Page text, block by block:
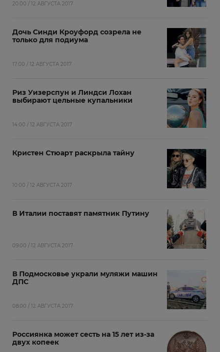
20:00 / 12 АВГУСТА 2017
Дочь Синди Кроуфорд созрела не
только для подиума
17:00 / 12 АВГУСТА 2017
Риз Уизерспун и Линдси Лохан
выбирают цельные купальники
14:00 / 12 АВГУСТА 2017
Кристен Стюарт раскрыла тайну
10:00 / 12 АВГУСТА 2017
В Италии поставят памятник Путину
09:00 / 12 АВГУСТА 2017
В Подмосковье украли муляжи машин
ДПС
08:00 / 12 АВГУСТА 2017
Россиянка может сесть на 15 лет из-за
двух копеек